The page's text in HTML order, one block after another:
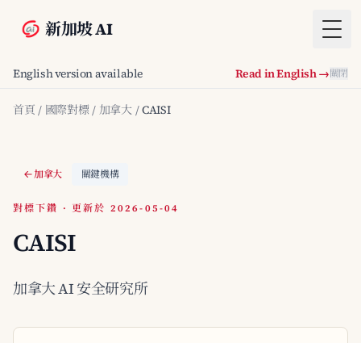
新加坡 AI
English version available Read in English →關閉
首頁 / 國際對標 / 加拿大 / CAISI
加拿大 關鍵機構
對標下鑽 · 更新於 2026-05-04
CAISI
加拿大 AI 安全研究所